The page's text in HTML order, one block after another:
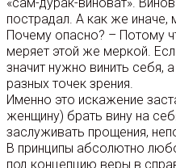
пострадал. А как же
Почему опасно? – Потому
меряет этой же меркой.
значит нужно винить себя,
разных точек зрения.
Именно это искажение
женщину) брать вину на
заслуживать прощения,
В принципы абсолютно
под концепцию веры в